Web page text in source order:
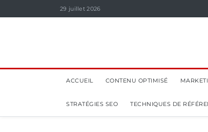
29 juillet 2026
ACCUEIL CONTENU OPTIMISÉ
STRATÉGIES SEO TECHNIQUES DE